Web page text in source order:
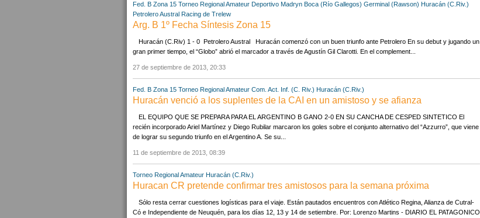
Fed. B Zona 15 Torneo Regional Amateur Deportivo Madryn Boca (Río Gallegos) Germinal (Rawson) Huracán (C.Riv.)
Petrolero Austral Racing de Trelew
Arg. B 1º Fecha Síntesis Zona 15
Huracán (C.Riv) 1 - 0 Petrolero Austral Huracán comenzó con un buen triunfo ante Petrolero En su debut y jugando un
gran primer tiempo, el “Globo” abrió el marcador a través de Agustín Gil Clarotti. En el complement...
27 de septiembre de 2013, 20:33
Fed. B Zona 15 Torneo Regional Amateur Com. Act. Inf. (C. Riv.) Huracán (C.Riv.)
Huracán venció a los suplentes de la CAI en un amistoso y se afianza
EL EQUIPO QUE SE PREPARA PARA EL ARGENTINO B GANO 2-0 EN SU CANCHA DE CESPED SINTETICO El
recién incorporado Ariel Martínez y Diego Rubilar marcaron los goles sobre el conjunto alternativo del “Azzurro”, que viene
de lograr su segundo triunfo en el Argentino A. Se su...
11 de septiembre de 2013, 08:39
Torneo Regional Amateur Huracán (C.Riv.)
Huracan CR pretende confirmar tres amistosos para la semana próxima
Sólo resta cerrar cuestiones logísticas para el viaje. Están pautados encuentros con Atlético Regina, Alianza de Cutral-
Có e Independiente de Neuquén, para los días 12, 13 y 14 de setiembre. Por: Lorenzo Martins - DIARIO EL PATAGONICO